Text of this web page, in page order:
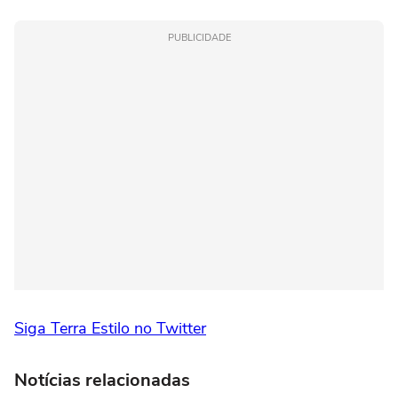
PUBLICIDADE
Siga Terra Estilo no Twitter
Notícias relacionadas